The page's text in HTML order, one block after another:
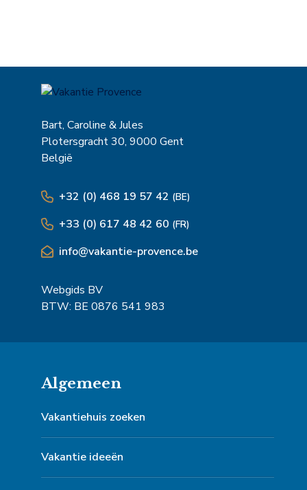
Bart, Caroline & Jules
Plotersgracht 30, 9000 Gent
België
+32 (0) 468 19 57 42 (BE)
+33 (0) 617 48 42 60 (FR)
info@vakantie-provence.be
Webgids BV
BTW: BE 0876 541 983
Algemeen
Vakantiehuis zoeken
Vakantie ideeën